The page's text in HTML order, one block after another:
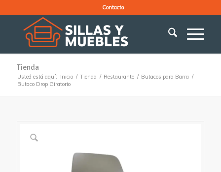
Contacto
Tienda
Usted está aquí: Inicio / Tienda / Restaurante / Butacos para Barra /
Butaco Drop Giratorio